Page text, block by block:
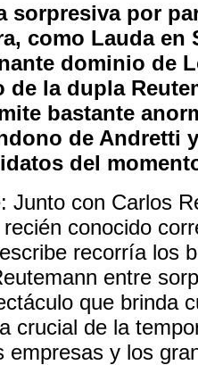
sorpresiva por
como Lauda en
dominio de
de la dupla
bastante
de Andretti
del
Junto con Carlos
conocido
recorría los
entre
que brinda
crucial de la
empresas y los